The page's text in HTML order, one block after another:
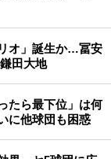
オ」誕生か…冨安
田大地
たら最下位」は何
に他球団も困惑